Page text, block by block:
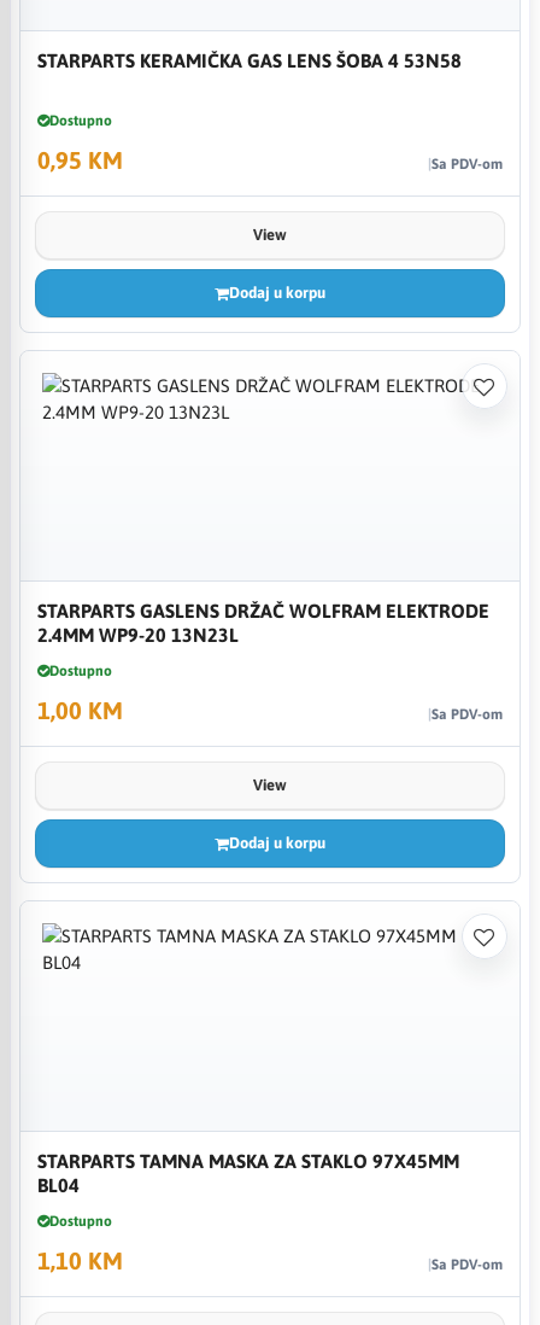
STARPARTS KERAMIČKA GAS LENS ŠOBA 4 53N58
Dostupno
0,95 KM Sa PDV-om
View
Dodaj u korpu
STARPARTS GASLENS DRŽAČ WOLFRAM ELEKTRODE
2.4MM WP9-20 13N23L
Dostupno
1,00 KM Sa PDV-om
View
Dodaj u korpu
STARPARTS TAMNA MASKA ZA STAKLO 97X45MM
BL04
Dostupno
1,10 KM Sa PDV-om